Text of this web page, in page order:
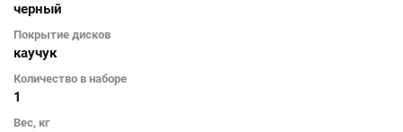
черный
Покрытие дисков
каучук
Количество в наборе
1
Вес, кг